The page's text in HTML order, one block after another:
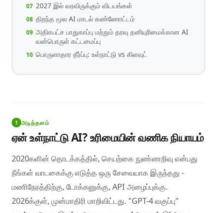
2027 இல் வரவிருக்கும் விடயங்கள்
திறந்த மூல AI மாடல் கண்ணோட்டம்
அதிகபட்ச பாதுகாப்பு மற்றும் தரவு தனியுரிமைக்கான AI
வன்பொருள் கட்டமைப்பு
பொருளாதார தீர்ப்பு: உள்நாட்டு vs கிளவுட்
1 அடித்தளம்
ஏன் உள்நாட்டு AI? உரிமையின் வணிக நியாயம்
2020களின் தொடக்கத்தில், செயற்கை நுண்ணறிவு என்பது
நீங்கள் வாடகைக்கு எடுத்த ஒரு சேவையாக இருந்தது -
மணிநேரத்திற்கு, டோக்கனுக்கு, API அழைப்புக்கு.
2026க்குள், முன்மாதிரி மாறிவிட்டது. "GPT-4 வகுப்பு"